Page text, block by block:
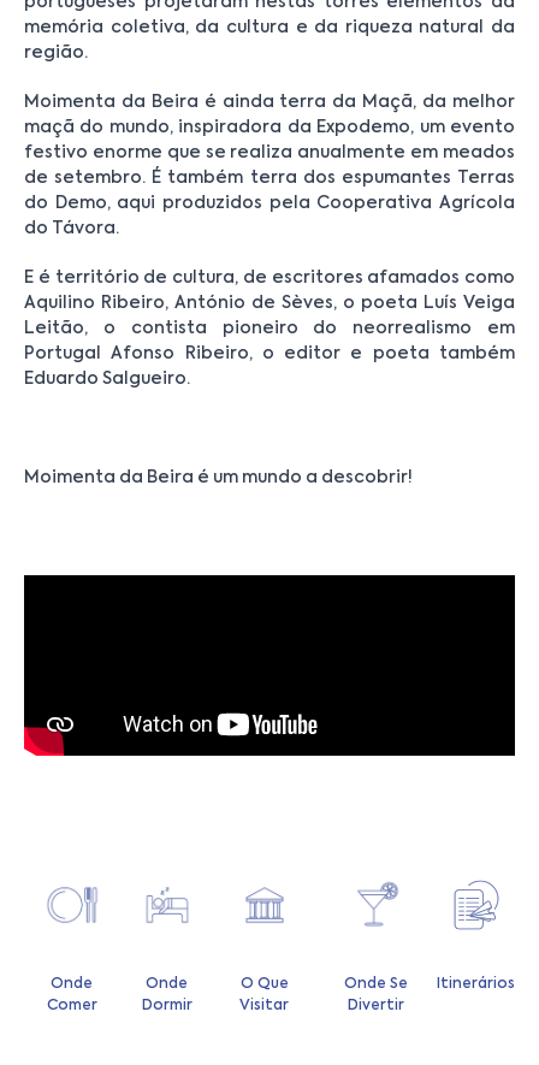
memória coletiva, da cultura e da riqueza natural da
região.
Moimenta da Beira é ainda terra da Maçã, da melhor
maçã do mundo, inspiradora da Expodemo, um evento
festivo enorme que se realiza anualmente em meados
de setembro. É também terra dos espumantes Terras
do Demo, aqui produzidos pela Cooperativa Agrícola
do Távora.
E é território de cultura, de escritores afamados como
Aquilino Ribeiro, António de Sèves, o poeta Luís Veiga
Leitão, o contista pioneiro do neorrealismo em
Portugal Afonso Ribeiro, o editor e poeta também
Eduardo Salgueiro.
Moimenta da Beira é um mundo a descobrir!
Onde
Comer
Onde
Dormir
O Que
Visitar
Onde Se
Divertir
Itinerários